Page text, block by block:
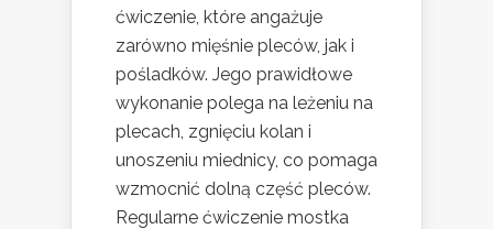
ćwiczenie, które angażuje
zarówno mięśnie pleców, jak i
pośladków. Jego prawidłowe
wykonanie polega na leżeniu na
plecach, zgnięciu kolan i
unoszeniu miednicy, co pomaga
wzmocnić dolną część pleców.
Regularne ćwiczenie mostka